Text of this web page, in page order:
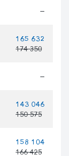
—
165 632
174 350
—
143 046
150 575
158 104
166 425